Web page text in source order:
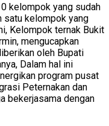
kelompok yang sudah
satu kelompok yang
Kelompok ternak Bukit
mengucapkan
oleh Bupati
Dalam hal ini
program pusat
Peternakan dan
bekerjasama dengan